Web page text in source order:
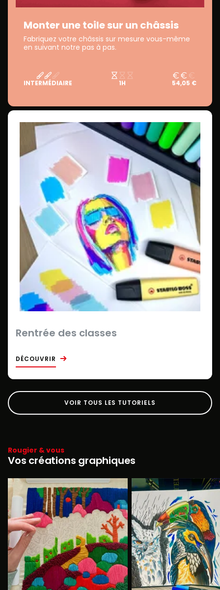
Monter une toile sur un châssis
Fabriquez votre châssis sur mesure vous-même
en suivant notre pas à pas.
INTERMÉDIAIRE 1H 54,05 €
Rentrée des classes
DÉCOUVRIR
VOIR TOUS LES TUTORIELS
Rougier & vous
Vos créations graphiques